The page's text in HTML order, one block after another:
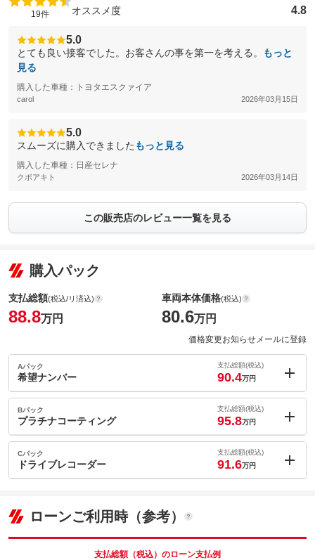
19件 オススメ度 4.8
5.0
とても良い接客でした。お客さんの事を第一を考える。
もっと
見る
購入した車種：トヨタエスクァイア
carol 2026年03月15日
5.0
スムーズに購入できました もっと見る
購入した車種：日産セレナ
クボアキト 2026年03月14日
この販売店のレビュー一覧を見る
購入パック
支払総額(税込/リ済込)
88.8万円
車両本体価格(税込)
80.6万円
価格変更お知らせメールに登録
Aパック
希望ナンバー
支払総額(税込)
90.4万円
内：オプシ
ョン価格
(税込)
車両本体価
80.6万円
パック内容
は抽選になることがございます。
Bパック
プラチナコーティング
支払総額(税込)
95.8万円
内：オプシ
ョン価格
(税込)
車両本体価
Cパック
ドライブレコーダー
支払総額(税込)
91.6万円
車両本体価
80.6
ローンご利用時（参考）
支払総額（税込）のローン支払例